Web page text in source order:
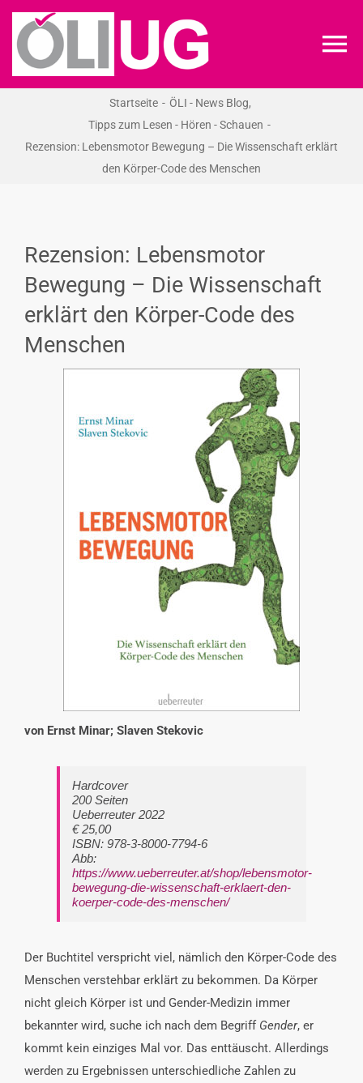
Zum
Inhalt
springen
VERANSTALTUNGEN
Startseite
ÖLI - News Blog
Tipps zum Lesen - Hören - Schauen
Rezension: Lebensmotor Bewegung – Die Wissenschaft erklärt
den Körper-Code des Menschen
Rezension: Lebensmotor
Bewegung – Die Wissenschaft
erklärt den Körper-Code des
Menschen
von Ernst Minar; Slaven Stekovic
Hardcover
200 Seiten
Ueberreuter 2022
€25,00
ISBN: 978-3-8000-7794-6
Abb:
https://www.ueberreuter.at/shop/lebensmotor-
bewegung-die-wissenschaft-erklaert-den-
koerper-code-des-menschen/
Der Buchtitel verspricht viel, nämlich den Körper-Code des
Menschen verstehbar erklärt zu bekommen. Da Körper
nicht gleich Körper ist und Gender-Medizin immer
bekannter wird, suche ich nach dem Begriff Gender, er
kommt kein einziges Mal vor. Das enttäuscht. Allerdings
werden zu Ergebnissen unterschiedliche Zahlen zu